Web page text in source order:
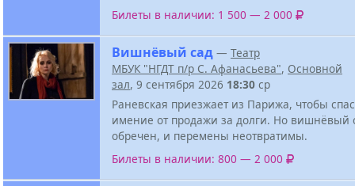
Билеты в наличии: 1 500 — 2 000
Вишнёвый сад — Театр
МБУК "НГДТ п/р С. Афанасьева", Основной
зал, 9 сентября 2026 18:30 ср
Раневская приезжает из Парижа, чтобы
имение от продажи за долги. Но вишнёвый
обречен, и перемены неотвратимы.
Билеты в наличии: 800 — 2 000